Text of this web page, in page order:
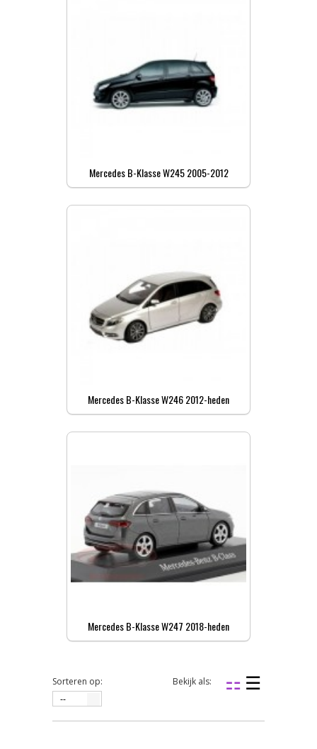
Mercedes B-Klasse W245 2005-2012
Mercedes B-Klasse W246 2012-heden
Mercedes B-Klasse W247 2018-heden
Sorteren op:
--
Bekijk als: